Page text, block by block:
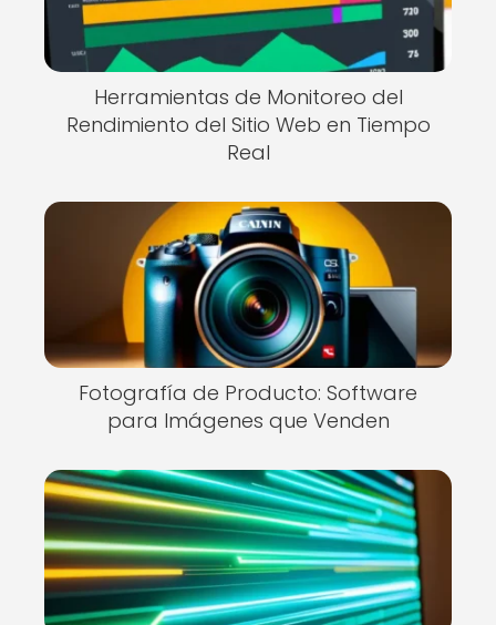
Herramientas de Monitoreo del
Rendimiento del Sitio Web en Tiempo
Real
Fotografía de Producto: Software
para Imágenes que Venden